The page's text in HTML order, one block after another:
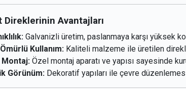
Direklerinin Avantajları
Galvanizli üretim, paslanmaya karşı yüksek
Kullanım: Kaliteli malzeme ile üretilen
Montaj: Özel montaj aparatı ve yapısı sayesinde
Görünüm: Dekoratif yapıları ile çevre